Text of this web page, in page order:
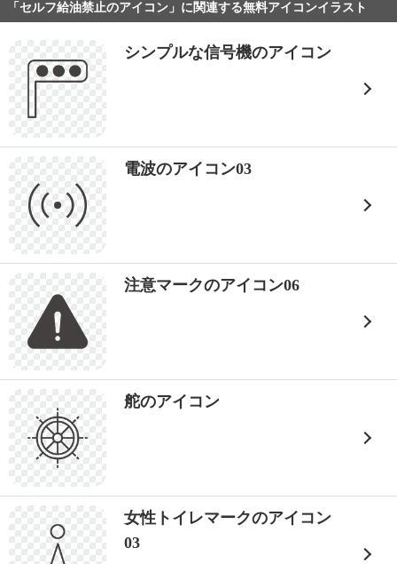
「セルフ給油禁止のアイコン」に関連する無料アイコンイラスト
シンプルな信号機のアイコン
電波のアイコン03
注意マークのアイコン06
舵のアイコン
女性トイレマークのアイコン
03